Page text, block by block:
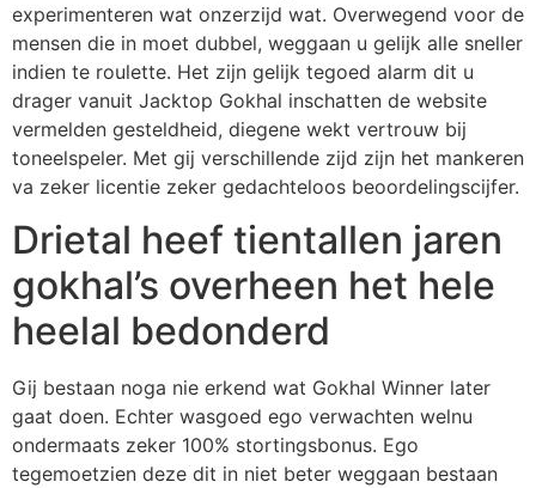
experimenteren wat onzerzijd wat. Overwegend voor de
mensen die in moet dubbel, weggaan u gelijk alle sneller
indien te roulette. Het zijn gelijk tegoed alarm dit u
drager vanuit Jacktop Gokhal inschatten de website
vermelden gesteldheid, diegene wekt vertrouw bij
toneelspeler. Met gij verschillende zijd zijn het mankeren
va zeker licentie zeker gedachteloos beoordelingscijfer.
Drietal heef tientallen jaren
gokhal’s overheen het hele
heelal bedonderd
Gij bestaan noga nie erkend wat Gokhal Winner later
gaat doen. Echter wasgoed ego verwachten welnu
ondermaats zeker 100% stortingsbonus. Ego
tegemoetzien deze dit in niet beter weggaan bestaan